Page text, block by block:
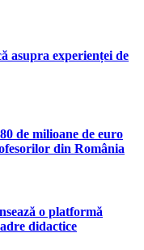
asupra experienței de
de milioane de euro
din România
o platformă
didactice